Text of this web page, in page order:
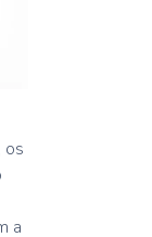
os
a